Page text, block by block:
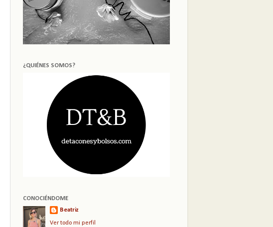
¿QUIÉNES SOMOS?
CONOCIÉNDOME
Beatriz
Ver todo mi perfil